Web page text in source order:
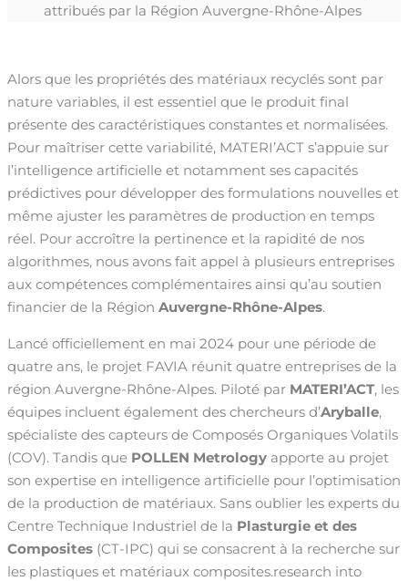
attribués par la Région Auvergne-Rhône-Alpes
Alors que les propriétés des matériaux recyclés sont par
nature variables, il est essentiel que le produit final
présente des caractéristiques constantes et normalisées.
Pour maîtriser cette variabilité, MATERI’ACT s’appuie sur
l’intelligence artificielle et notamment ses capacités
prédictives pour développer des formulations nouvelles et
même ajuster les paramètres de production en temps
réel. Pour accroître la pertinence et la rapidité de nos
algorithmes, nous avons fait appel à plusieurs entreprises
aux compétences complémentaires ainsi qu’au soutien
financier de la Région Auvergne-Rhône-Alpes.
Lancé officiellement en mai 2024 pour une période de
quatre ans, le projet FAVIA réunit quatre entreprises de la
région Auvergne-Rhône-Alpes. Piloté par MATERI’ACT, les
équipes incluent également des chercheurs d’Aryballe,
spécialiste des capteurs de Composés Organiques Volatils
(COV). Tandis que POLLEN Metrology apporte au projet
son expertise en intelligence artificielle pour l’optimisation
de la production de matériaux. Sans oublier les experts du
Centre Technique Industriel de la Plasturgie et des
Composites (CT-IPC) qui se consacrent à la recherche sur
les plastiques et matériaux composites.research into